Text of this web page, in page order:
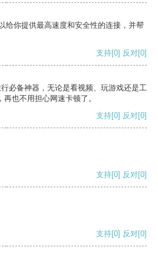
给你提供最高速度和安全性的连接，并帮
支持[0] 反对[0]
必备神器，无论是看视频、玩游戏还是工
也不用担心网速卡顿了。
支持[0] 反对[0]
支持[0] 反对[0]
支持[0] 反对[0]